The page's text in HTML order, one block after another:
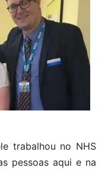
trabalhou no NHS
pessoas aqui e na